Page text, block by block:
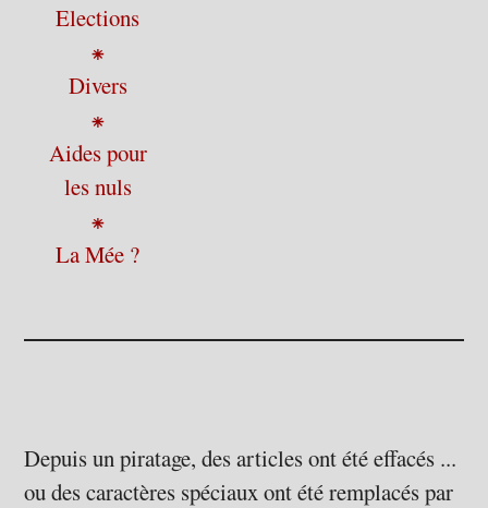
Elections
⁕
Divers
⁕
Aides pour
les nuls
⁕
La Mée ?
Depuis un piratage, des articles ont été effacés ...
ou des caractères spéciaux ont été remplacés par